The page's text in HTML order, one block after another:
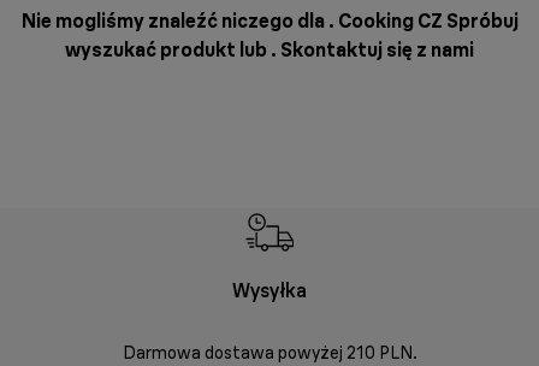
Nie mogliśmy znaleźć niczego dla . Cooking CZ Spróbuj
wyszukać produkt lub . Skontaktuj się z nami
Wysyłka
Darmowa dostawa powyżej 210 PLN.